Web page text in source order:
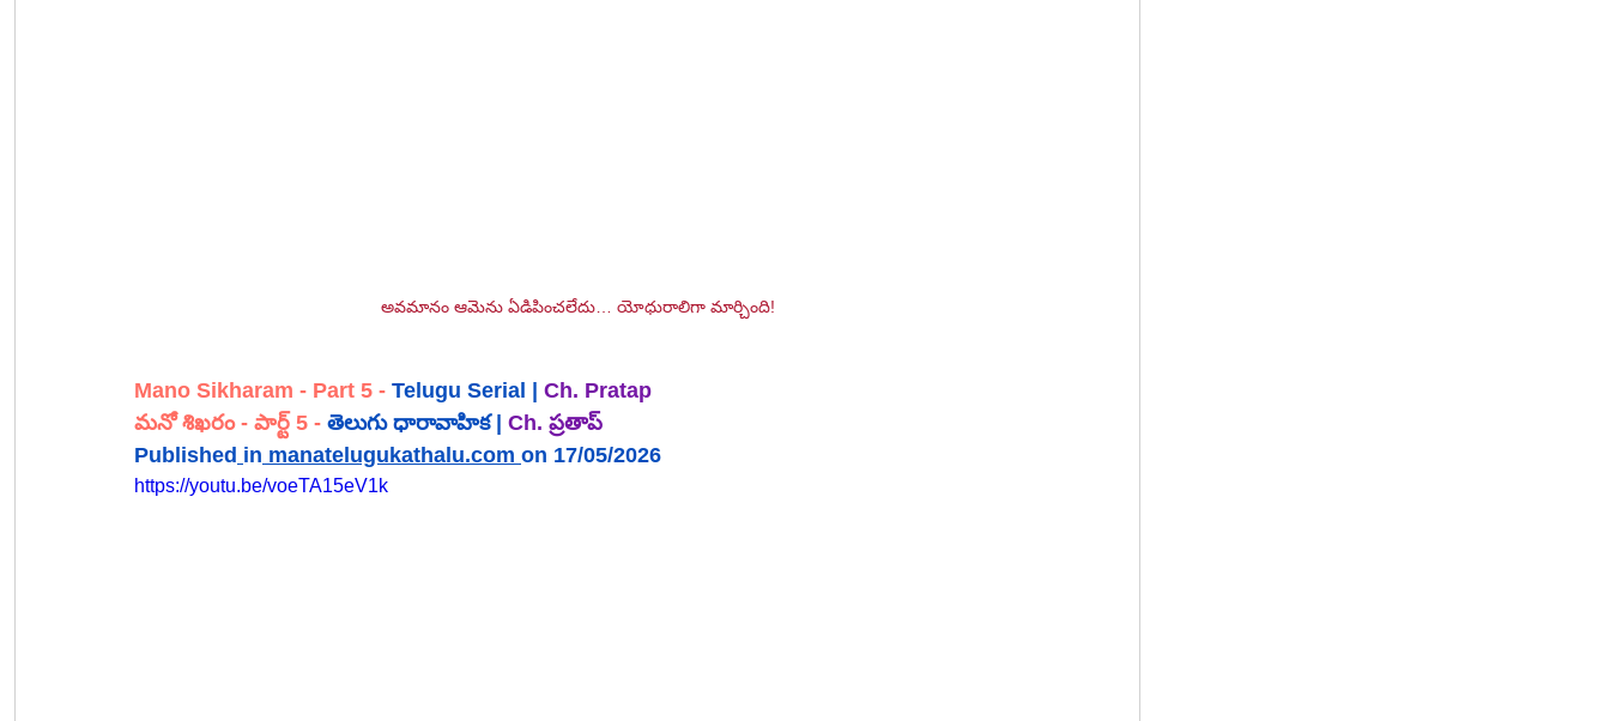
అవమానం ఆమెను ఏడిపించలేదు… యోధురాలిగా మార్చింది!
Mano Sikharam - Part 5 - Telugu Serial | Ch. Pratap
మనో శిఖరం - పార్ట్ 5 - తెలుగు ధారావాహిక | Ch. ప్రతాప్
Published in manatelugukathalu.com on 17/05/2026
https://youtu.be/voeTA15eV1k